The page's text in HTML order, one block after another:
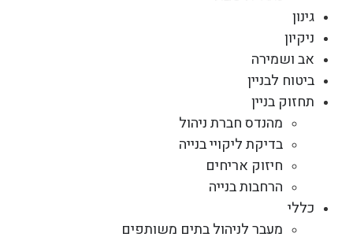
גינון
ניקיון
אב ושמירה
ביטוח לבניין
תחזוק בניין
מהנדס חברת ניהול
בדיקת ליקויי בנייה
חיזוק אריחים
הרחבות בנייה
כללי
מעבר לניהול בתים משותפים